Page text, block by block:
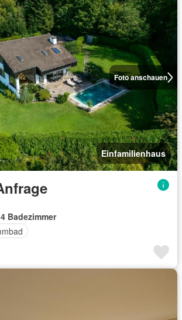
Foto anschauen
Einfamilienhaus
4 Badezimmer